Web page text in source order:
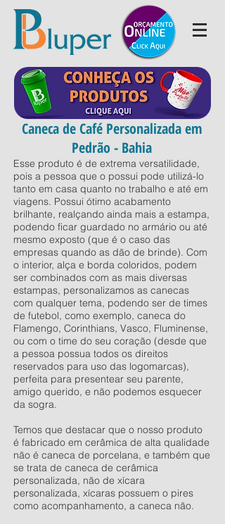
Caneca de Café Personalizada em
Pedrão - Bahia
Esse produto é de extrema versatilidade,
pois a pessoa que o possui pode utilizá-lo
tanto em casa quanto no trabalho e até em
viagens. Possui ótimo acabamento
brilhante, realçando ainda mais a estampa,
podendo ficar guardado no armário ou até
mesmo exposto (que é o caso das
empresas quando as dão de brinde). Com
o interior, alça e borda coloridos, podem
ser combinados com as mais diversas
estampas, personalizamos as canecas
com qualquer tema, podendo ser de times
de futebol, como exemplo, caneca do
Flamengo, Corinthians, Vasco, Fluminense,
ou com o time do seu coração (desde que
a pessoa possua todos os direitos
reservados para uso das logomarcas),
perfeita para presentear seu parente,
amigo querido, e não podemos esquecer
da sogra.
Temos que destacar que o nosso produto
é fabricado em cerâmica de alta qualidade
não é caneca de porcelana, e também que
se trata de caneca de cerâmica
personalizada, não de xícara
personalizada, xícaras possuem o pires
como acompanhamento, a caneca não.